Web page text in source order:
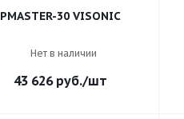
PMASTER-30 VISONIC
Нет в наличии
43 626руб./шт